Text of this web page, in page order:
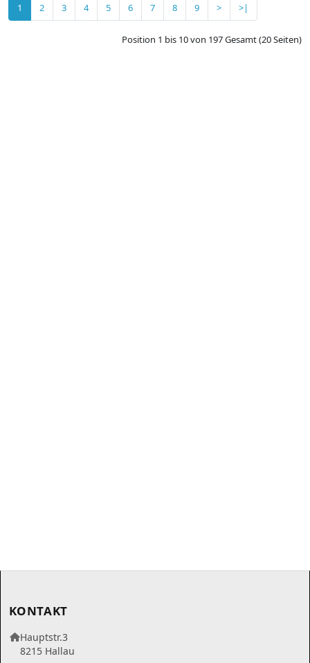
1 2 3 4 5 6 7 8 9 > >|
Position 1 bis 10 von 197 Gesamt (20 Seiten)
KONTAKT
Hauptstr.3
8215 Hallau